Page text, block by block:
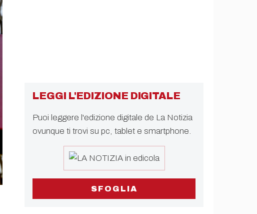
LEGGI L'EDIZIONE DIGITALE
Puoi leggere l'edizione digitale de La Notizia
ovunque ti trovi su pc, tablet e smartphone.
SFOGLIA